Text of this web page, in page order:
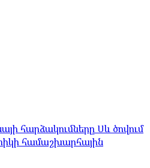
հարձակումները Սև ծովում
համաշխարհային